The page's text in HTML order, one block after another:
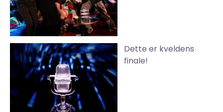
Dette er kveldens
finale!